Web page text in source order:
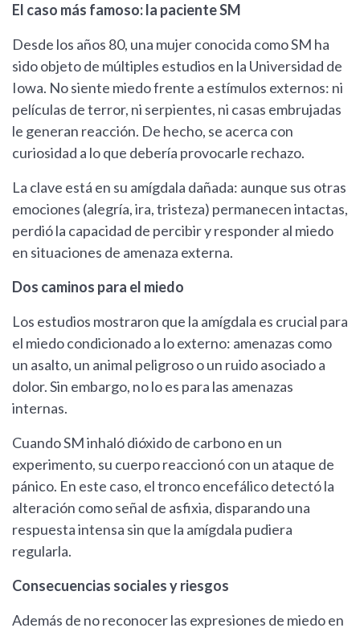
El caso más famoso: la paciente SM
Desde los años 80, una mujer conocida como SM ha
sido objeto de múltiples estudios en la Universidad de
Iowa. No siente miedo frente a estímulos externos: ni
películas de terror, ni serpientes, ni casas embrujadas
le generan reacción. De hecho, se acerca con
curiosidad a lo que debería provocarle rechazo.
La clave está en su amígdala dañada: aunque sus otras
emociones (alegría, ira, tristeza) permanecen intactas,
perdió la capacidad de percibir y responder al miedo
en situaciones de amenaza externa.
Dos caminos para el miedo
Los estudios mostraron que la amígdala es crucial para
el miedo condicionado a lo externo: amenazas como
un asalto, un animal peligroso o un ruido asociado a
dolor. Sin embargo, no lo es para las amenazas
internas.
Cuando SM inhaló dióxido de carbono en un
experimento, su cuerpo reaccionó con un ataque de
pánico. En este caso, el tronco encefálico detectó la
alteración como señal de asfixia, disparando una
respuesta intensa sin que la amígdala pudiera
regularla.
Consecuencias sociales y riesgos
Además de no reconocer las expresiones de miedo en